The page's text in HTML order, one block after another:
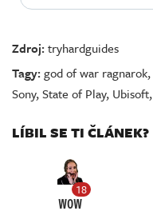
Zdroj:tryhardguides
Tagy:god of war ragnarok,
Sony,State of Play, Ubisoft,
LÍBIL SE TI ČLÁNEK?
18
WOW